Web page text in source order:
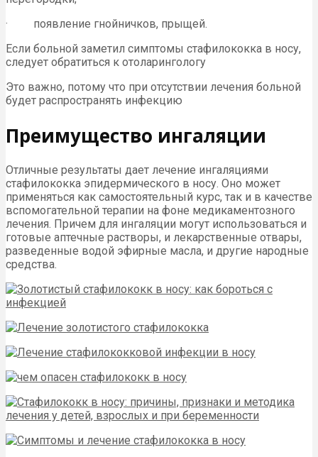
· появление гнойничков, прыщей.
Если больной заметил симптомы стафилококка в носу,
следует обратиться к отоларингологу
Это важно, потому что при отсутствии лечения больной
будет распространять инфекцию
Преимущество ингаляции
Отличные результаты дает лечение ингаляциями
стафилококка эпидермического в носу. Оно может
применяться как самостоятельный курс, так и в качестве
вспомогательной терапии на фоне медикаментозного
лечения. Причем для ингаляции могут использоваться и
готовые аптечные растворы, и лекарственные отвары,
разведенные водой эфирные масла, и другие народные
средства.